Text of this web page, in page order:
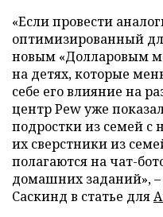
«Если провести
оптимизированный
новым «Долларовым
на детях, которые
себе его влияние на
центр Pew уже
подростки из семей
их сверстники из
полагаются на чат-
домашних заданий»,
Саскинд в статье для